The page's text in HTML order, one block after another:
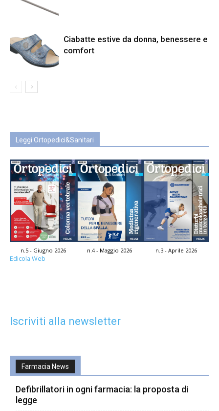
Ciabatte estive da donna, benessere e
comfort
Leggi Ortopedici&Sanitari
n.5 - Giugno 2026 n.4 - Maggio 2026 n.3 - Aprile 2026
Edicola Web
Iscriviti alla newsletter
Farmacia News
Defibrillatori in ogni farmacia: la proposta di
legge